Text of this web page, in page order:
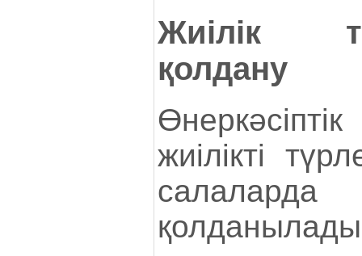
Жиілік
қолдану
жиілікті